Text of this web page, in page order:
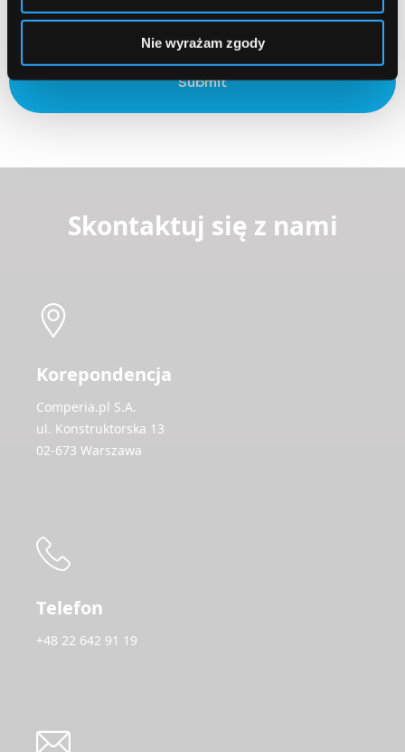
Nie wyrażam zgody
kolejnych komentarzy.
Submit
Skontaktuj się z nami
Korepondencja
Comperia.pl S.A.
ul. Konstruktorska 13
02-673 Warszawa
Telefon
+48 22 642 91 19